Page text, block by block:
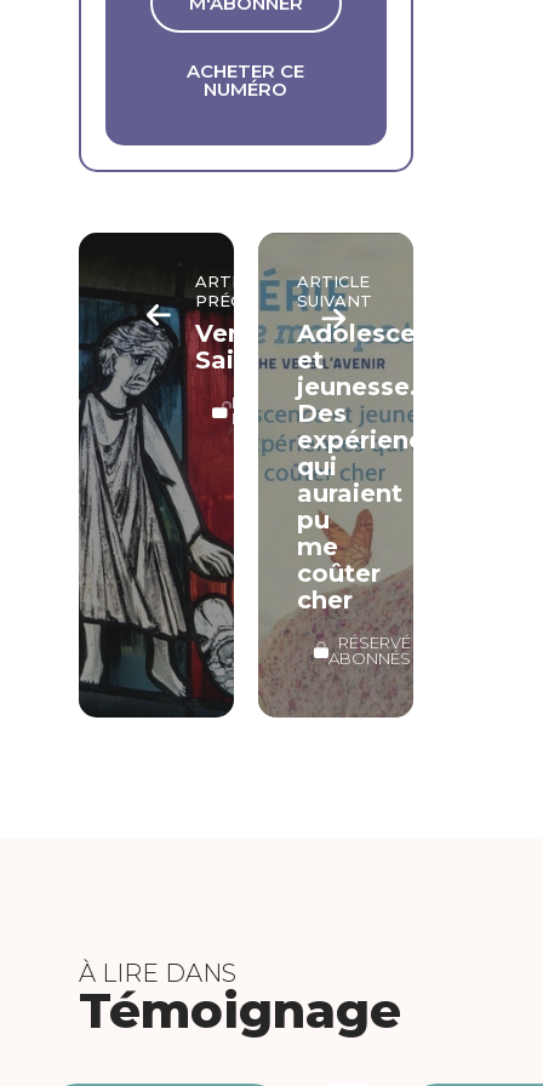
ACHETER CE
NUMÉRO
ARTICLE
PRÉCÉDENT
Vendredi
Saint
LECTURE
LIBRE
ARTICLE
SUIVANT
Adolescence
et
jeunesse.
Des
expériences
qui
auraient
pu
me
coûter
cher
RÉSERVÉ
ABONNÉS
À LIRE DANS
Témoignage